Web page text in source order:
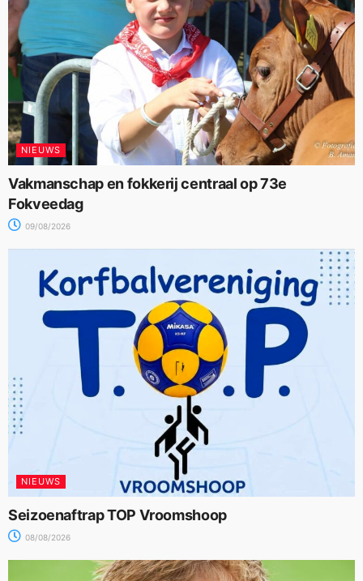
NIEUWS
Vakmanschap en fokkerij centraal op 73e
Fokveedag
09/08/2026
NIEUWS
Seizoenaftrap TOP Vroomshoop
08/08/2026